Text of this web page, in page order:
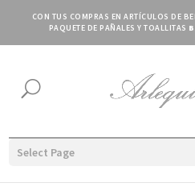
CON TUS COMPRAS EN ARTÍCULOS DE
PAQUETE DE PAÑALES Y TOALLITAS
U
Select Page